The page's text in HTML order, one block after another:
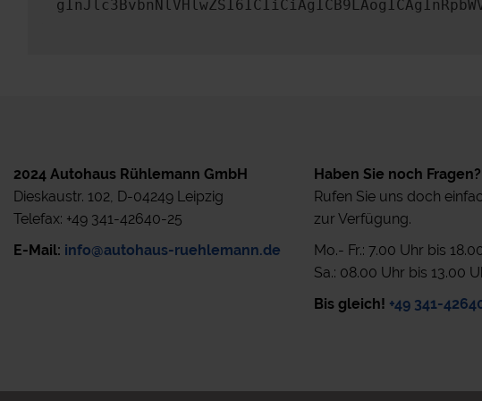
2024 Autohaus Rühlemann GmbH
Dieskaustr. 102, D-04249 Leipzig
Telefax: +49 341-42640-25
E-Mail: info@autohaus-ruehlemann.de
Haben Sie noch Fragen?
Rufen Sie uns doch
zur Verfügung.
Mo.- Fr.: 7.00 Uhr bis
Sa.: 08.00 Uhr bis 13.00
Bis gleich! +49 341-